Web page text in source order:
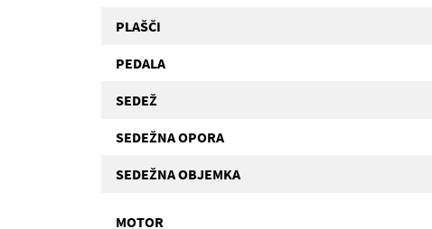
PLAŠČI
PEDALA
SEDEŽ
SEDEŽNA OPORA
SEDEŽNA OBJEMKA
MOTOR